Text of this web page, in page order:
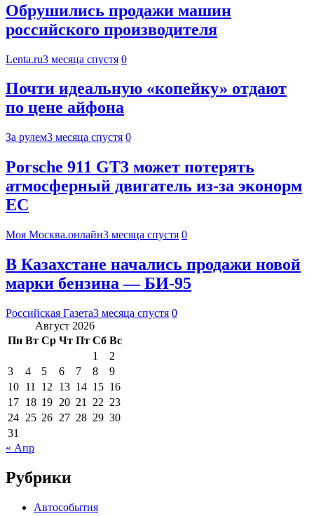
Обрушились продажи машин
российского производителя
Lenta.ru3 месяца спустя 0
Почти идеальную «копейку» отдают
по цене айфона
За рулем3 месяца спустя 0
Porsche 911 GT3 может потерять
атмосферный двигатель из-за эконорм
ЕС
Моя Москва.онлайн3 месяца спустя 0
В Казахстане начались продажи новой
марки бензина — БИ-95
Российская Газета3 месяца спустя 0
Август 2026
Пн Вт Ср Чт Пт Сб Вс
1
2
3
4 5 6 7 8
9
10 11 12 13 14 15 16
17 18 19 20 21 22 23
24 25 26 27 28 29 30
31
« Апр
Рубрики
Автособытия